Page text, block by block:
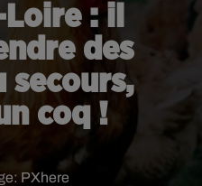
: il
des
secours,
coq !
PXhere